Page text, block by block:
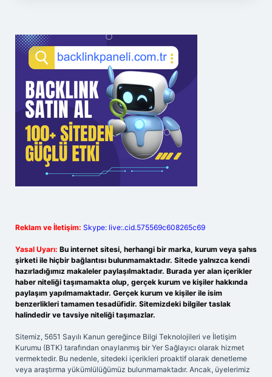
Reklam ve İletişim: Skype: live:.cid.575569c608265c69
Yasal Uyarı: Bu internet sitesi, herhangi bir marka, kurum veya şahıs
şirketi ile hiçbir bağlantısı bulunmamaktadır. Sitede yalnızca kendi
hazırladığımız makaleler paylaşılmaktadır. Burada yer alan içerikler
haber niteliği taşımamakta olup, gerçek kurum ve kişiler hakkında
paylaşım yapılmamaktadır. Gerçek kurum ve kişiler ile isim
benzerlikleri tamamen tesadüfidir. Sitemizdeki bilgiler taslak
halindedir ve tavsiye niteliği taşımazlar.
Sitemiz, 5651 Sayılı Kanun gereğince Bilgi Teknolojileri ve İletişim
Kurumu (BTK) tarafından onaylanmış bir Yer Sağlayıcı olarak hizmet
vermektedir. Bu nedenle, sitedeki içerikleri proaktif olarak denetleme
veya araştırma yükümlülüğümüz bulunmamaktadır. Ancak, üyelerimiz